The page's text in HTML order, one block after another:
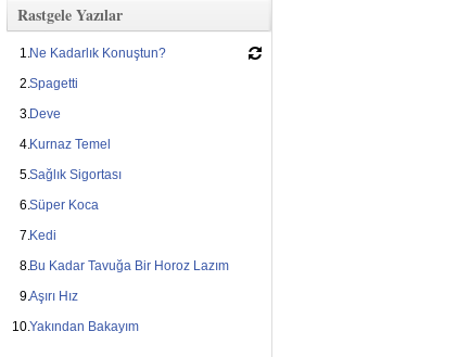
Rastgele Yazılar
Ne Kadarlık Konuştun?
Spagetti
Deve
Kurnaz Temel
Sağlık Sigortası
Süper Koca
Kedi
Bu Kadar Tavuğa Bir Horoz Lazım
Aşırı Hız
Yakından Bakayım